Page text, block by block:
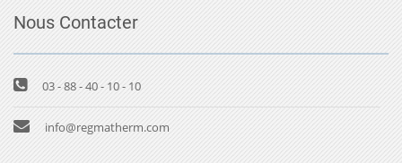
Nous Contacter
03 - 88 - 40 - 10 - 10
info@regmatherm.com